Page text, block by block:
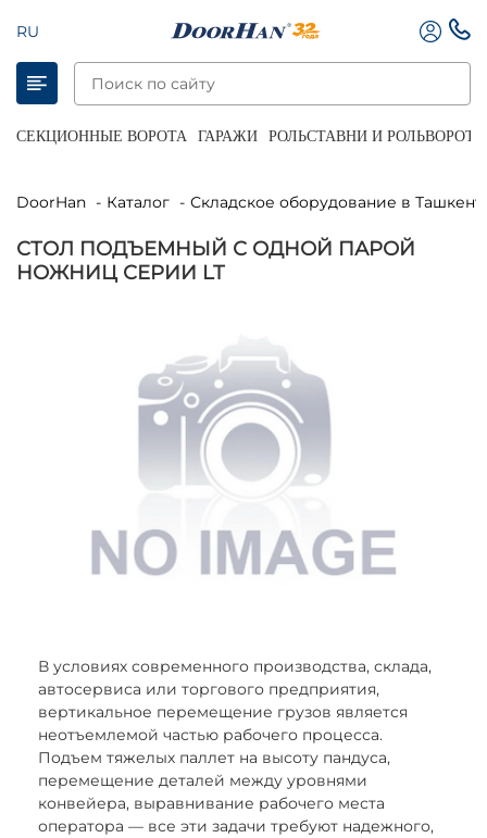
RU
СЕКЦИОННЫЕ ВОРОТА ГАРАЖИ РОЛЬСТАВНИ И РОЛЬВОРОТА
DoorHan Каталог Складское оборудование в
СТОЛ ПОДЪЕМНЫЙ С ОДНОЙ ПАРОЙ
НОЖНИЦ СЕРИИ LT
В условиях современного производства, склада,
автосервиса или торгового предприятия,
вертикальное перемещение грузов является
неотъемлемой частью рабочего процесса.
Подъем тяжелых паллет на высоту пандуса,
перемещение деталей между уровнями
конвейера, выравнивание рабочего места
оператора — все эти задачи требуют надежного,